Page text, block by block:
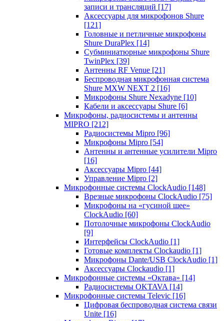
записи и трансляций [17]
Аксессуары для микрофонов Shure
[121]
Головные и петличные микрофоны
Shure DuraPlex [14]
Субминиатюрные микрофоны Shure
TwinPlex [39]
Антенны RF Venue [21]
Беспроводная микрофонная система
Shure MXW NEXT 2 [16]
Микрофоны Shure Nexadyne [10]
Кабели и аксессуары Shure [6]
Микрофоны, радиосистемы и антенны
MIPRO [212]
Радиосистемы Mipro [96]
Микрофоны Mipro [54]
Антенны и антенные усилители Mipro
[16]
Аксессуары Mipro [44]
Управление Mipro [2]
Микрофонные системы ClockAudio [148]
Врезные микрофоны ClockAudio [75]
Микрофоны на «гусиной шее»
ClockAudio [60]
Потолочные микрофоны ClockAudio
[9]
Интерфейсы ClockAudio [1]
Готовые комплекты Clockaudio [1]
Микрофоны Dante/USB ClockAudio [1]
Аксессуары Clockaudio [1]
Микрофонные системы «Октава» [14]
Радиосистемы OKTAVA [14]
Микрофонные системы Televic [16]
Цифровая беспроводная система связи
Unite [16]